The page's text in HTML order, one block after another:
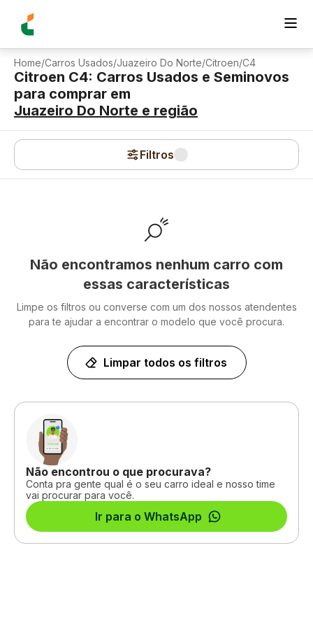
Home/Carros Usados/Juazeiro Do Norte/Citroen/C4
Citroen C4: Carros Usados e Seminovos
para comprar em
Juazeiro Do Norte e região
Filtros
Não encontramos nenhum carro com
essas características
Limpe os filtros ou converse com um dos nossos atendentes
para te ajudar a encontrar o modelo que você procura.
Limpar todos os filtros
Não encontrou o que procurava?
Conta pra gente qual é o seu carro ideal e nosso time
vai procurar para você.
Ir para o WhatsApp